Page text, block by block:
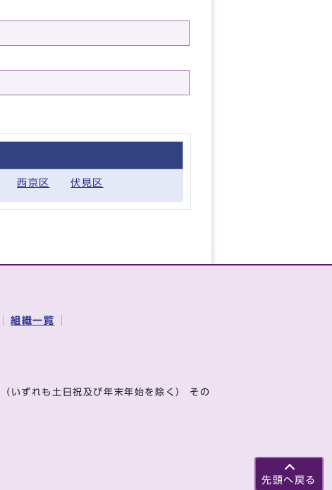
西京区 伏見区
先頭へ戻る
組織一覧
（いずれも土日祝及び年末年始を除く） その